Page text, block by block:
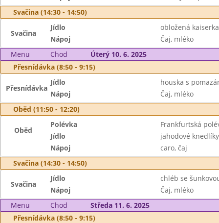
Svačina (14:30 - 14:50)
Svačina
Jídlo
obložená
Nápoj
Čaj, mléko
Menu
Chod
Úterý 10. 6. 2025
Přesnídávka (8:50 - 9:15)
Přesnídávka
Jídlo
houska s
Nápoj
Čaj, mléko
Oběd (11:50 - 12:20)
Oběd
Polévka
Frankfurtská
Jídlo
jahodové
Nápoj
caro, čaj
Svačina (14:30 - 14:50)
Svačina
Jídlo
chléb se
Nápoj
Čaj, mléko
Menu
Chod
Středa 11. 6. 2025
Přesnídávka (8:50 - 9:15)